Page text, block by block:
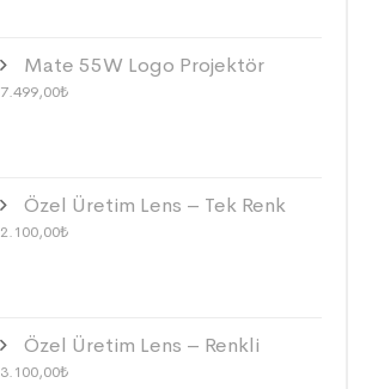
Mate 55W Logo Projektör
7.499,00₺
Özel Üretim Lens – Tek Renk
2.100,00₺
Özel Üretim Lens – Renkli
3.100,00₺